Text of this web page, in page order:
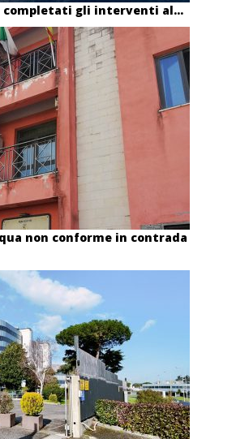
completati gli interventi al...
non conforme in contrada